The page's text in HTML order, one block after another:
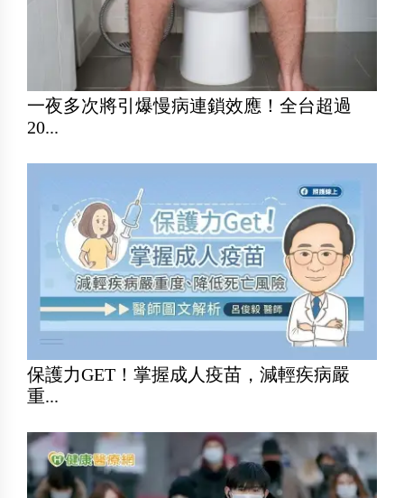
一夜多次將引爆慢病連鎖效應！全台超過
20...
保護力GET！掌握成人疫苗，減輕疾病嚴
重...